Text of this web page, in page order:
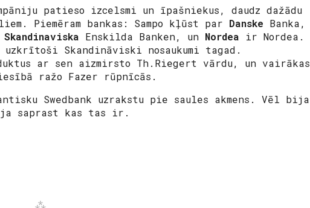
patieso izcelsmi un īpašniekus, daudz dažādu
Piemēram bankas: Sampo kļūst par Danske Banka,
Skandinaviska Enskilda Banken, un Nordea ir Nordea.
Skandināviski nosaukumi tagad.
ar sen aizmirsto Th.Riegert vārdu, un vairākas
ražo Fazer rūpnīcās.
Swedbank uzrakstu pie saules akmens. Vēl bija
saprast kas tas ir.